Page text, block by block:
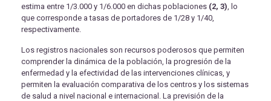
estima entre 1/3.000 y 1/6.000 en dichas poblaciones (2, 3) , lo
que corresponde a tasas de portadores de 1/28 y 1/40,
respectivamente.
Los registros nacionales son recursos poderosos que permiten
comprender la dinámica de la población, la progresión de la
enfermedad y la efectividad de las intervenciones clínicas, y
permiten la evaluación comparativa de los centros y los sistemas
de salud a nivel nacional e internacional. La previsión de la